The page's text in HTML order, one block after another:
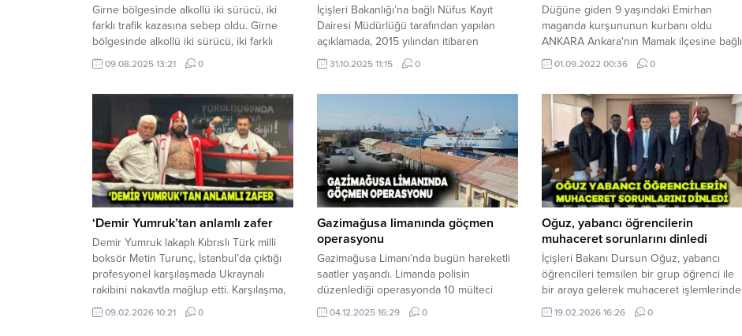
Girne bölgesinde alkollü iki sürücü, iki
farklı trafik kazasına sebep oldu. Girne
bölgesinde alkollü iki sürücü, iki farklı
trafik kazasına sebep oldu. Polis Basın
Subaylığı’ndan yapılan açıklamaya göre,
dün saat 23.00 sıralarında, Ziya Rızkı
Caddesi üzerinde, yönetimindeki YD 372
plakalı salon araç ile kuzey...
09.08.2025 13:21 0
İçişleri Bakanlığı’na bağlı Nüfus Kayıt
Dairesi Müdürlüğü tarafından yapılan
açıklamada, 2015 yılından itibaren
kullanılmaya başlanan elektronik kimlik
kartlarının (e-kimlik, çipli, yonga özellikli)
dolmaya başlamasıyla birlikte 2025 yılı
itibarıyla birçok kimlik kartının
geçerliliğinin sona ermekte olduğu
bildirildi. Süresi dolan kimlik kartlarının
yenilenmesinin...
31.10.2025 11:15 0
Düğüne giden 9 yaşındaki Emirhan
maganda kurşununun kurbanı oldu
ANKARA Ankara'nın Mamak ilçesine bağlı
Kıbrıs Köyünde gerçekleştirilen bir ...
01.09.2022 00:36 0
‘Demir Yumruk’tan anlamlı zafer
Demir Yumruk lakaplı Kıbrıslı Türk milli
boksör Metin Turunç, İstanbul’da çıktığı
profesyonel karşılaşmada Ukraynalı
rakibini nakavtla mağlup etti. Karşılaşma,
6 Şubat depremlerinde hayatını
kaybeden yurttaşların anısına ringe
09.02.2026 10:21 0
Gazimağusa limanında göçmen
operasyonu
Gazimağusa Limanı’nda bugün hareketli
saatler yaşandı. Limanda polisin
düzenlediği operasyonda 10 mülteci
yakalandı. Edinilen bilgiye göre, polis
gelen bir ihbar üzerine harekete geçti.
04.12.2025 16:29 0
Oğuz, yabancı öğrencilerin
muhaceret sorunlarını dinledi
İçişleri Bakanı Dursun Oğuz, yabancı
öğrencileri temsilen bir grup öğrenci ile
bir araya gelerek muhaceret işlemlerinde
yaşanan sorunları görüştü. Bakanlıkta
gerçekleşen görüşmede öğrenciler,
19.02.2026 16:26 0